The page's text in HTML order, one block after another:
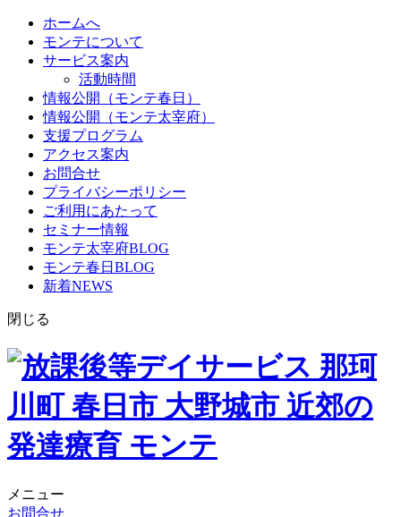
ホームへ
モンテについて
サービス案内
活動時間
情報公開（モンテ春日）
情報公開（モンテ太宰府）
支援プログラム
アクセス案内
お問合せ
プライバシーポリシー
ご利用にあたって
セミナー情報
モンテ太宰府BLOG
モンテ春日BLOG
新着NEWS
閉じる
メニュー
お問合せ